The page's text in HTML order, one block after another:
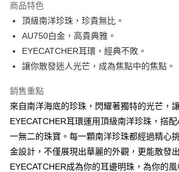
合作金庫商業銀行
華南商業銀行
上海商業儲蓄銀行
國泰世華商業銀行
臺灣中小企業銀行
台中商業
聯邦商業銀行
元大商業銀行
永豐商業
台新國際商業銀行
中國信託
台灣樂天信用卡公司
6 期 0 利率 每期
華南商業銀行
上海商業儲蓄銀行
國泰世華商業銀行
兆豐國際
匯豐（台灣）商業銀行
聯邦商業銀行
遠東國際
元大商業銀行
永豐商業
玉山商業銀行
星展（台
台灣樂天信用卡公司
12 期 0 利率 每期NT$15,500
合作金庫商業銀行
上海商業儲蓄銀行
台北富邦
國泰世華商業銀行
臺灣中小企業銀行
匯豐（台灣）商業銀行
華泰商業
聯邦商業銀行
遠東國際
元大商業銀行
永豐商業
玉山商業銀行
星展（台
台新國際商業銀行
中國信託
Apple Pay
ATM付款
運送方式
宅配
免運費
商品特色
頂級南洋珍珠，珍貴無比。
AU750白金，高貴典雅。
EYECATCHER耳環，經典不敗。
讓你散發迷人光芒，成為焦點中的焦點。
銷售重點
來自南洋海底的珍珠，閃耀著獨特的光芒，
EYECATCHER耳環運用頂級南洋珍珠，搭
一無二的珠寶。每一顆南洋珍珠都經過精心
金設計，不僅展現出華麗的外觀，更能散發
EYECATCHER成為你的耳邊明珠，為你的風